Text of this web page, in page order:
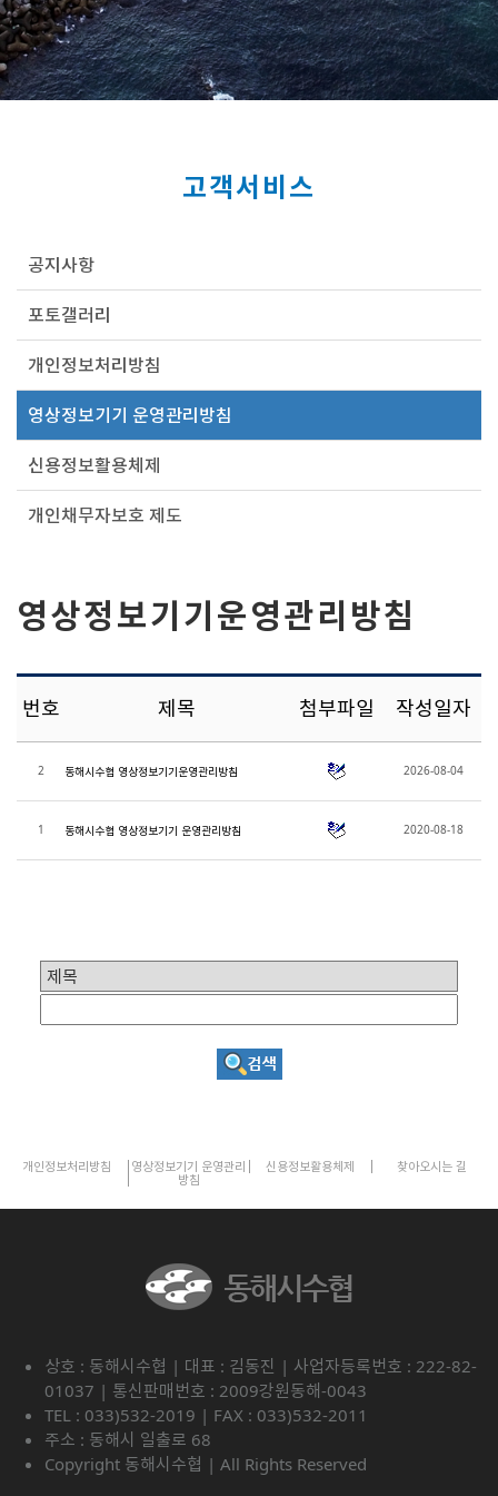
고객서비스
공지사항
포토갤러리
개인정보처리방침
영상정보기기 운영관리방침
신용정보활용체제
개인채무자보호 제도
영상정보기기운영관리방침
번호 제목 첨부파일 작성일자
2 동해시수협 영상정보기기운영관리방침 2026-08-04
1 동해시수협 영상정보기기 운영관리방침 2020-08-18
개인정보처리방침
영상정보기기 운영관리
방침
신용정보활용체제 찾아오시는 길
상호 : 동해시수협 | 대표 : 김동진 | 사업자등록번호 : 222-82-
01037 | 통신판매번호 : 2009강원동해-0043
TEL : 033)532-2019 | FAX : 033)532-2011
주소 : 동해시 일출로 68
Copyright 동해시수협 | All Rights Reserved